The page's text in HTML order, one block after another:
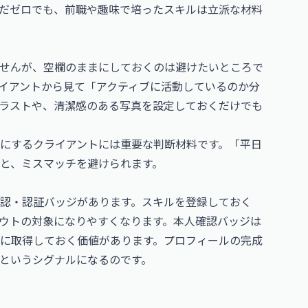
ゼロでも、前職や趣味で培ったスキルは立派な材料
んが、空欄のままにしておくのは避けたいところで
ントから見て「アクティブに活動しているのか分
ストや、清潔感のある写真を設定しておくだけでも
するクライアントには重要な判断材料です。「平日
ミスマッチを避けられます。
・認証バッジがあります。スキルを登録しておく
トの対象になりやすくなります。本人確認バッジは
取得しておく価値があります。プロフィールの完成
うシグナルになるのです。